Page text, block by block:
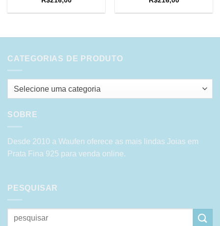
CATEGORIAS DE PRODUTO
Selecione uma categoria
SOBRE
Desde 2010 a Waufen oferece as mais lindas Joias em
Prata Fina 925 para venda online.
PESQUISAR
Pesquisar